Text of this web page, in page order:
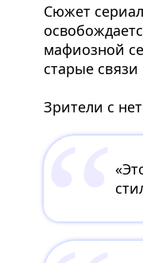
Сюжет
мафиозной
старые
Зрители с